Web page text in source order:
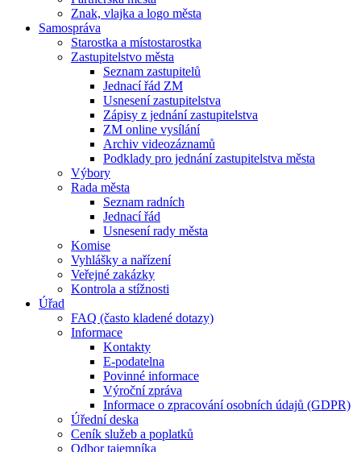
Znak, vlajka a logo města
Samospráva
Starostka a místostarostka
Zastupitelstvo města
Seznam zastupitelů
Jednací řád ZM
Usnesení zastupitelstva
Zápisy z jednání zastupitelstva
ZM online vysílání
Archiv videozáznamů
Podklady pro jednání zastupitelstva města
Výbory
Rada města
Seznam radních
Jednací řád
Usnesení rady města
Komise
Vyhlášky a nařízení
Veřejné zakázky
Kontrola a stížnosti
Úřad
FAQ (často kladené dotazy)
Informace
Kontakty
E-podatelna
Povinné informace
Výroční zpráva
Informace o zpracování osobních údajů (GDPR)
Úřední deska
Ceník služeb a poplatků
Odbor tajemníka